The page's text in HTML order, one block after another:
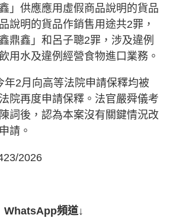
」供應應用虛假商品說明的貨品
說明的貨品作銷售用途共2罪，
鼎鑫」和呂子聰2罪，涉及違例
用水及違例經營食物進口業務。
年2月向高等法院申請保釋均被
院再度申請保釋。法官嚴舜儀考
詞後，認為本案沒有關鍵情況改
請。
2026
WhatsApp頻道↓